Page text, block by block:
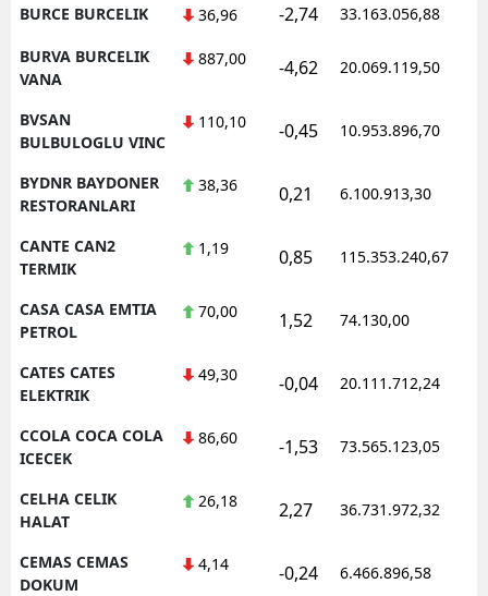
BURCE BURCELIK 36,96 -2,74 33.163.056,88
BURVA BURCELIK
VANA
887,00 -4,62 20.069.119,50
BVSAN
BULBULOGLU VINC
110,10 -0,45 10.953.896,70
BYDNR BAYDONER
RESTORANLARI
38,36 0,21 6.100.913,30
CANTE CAN2
TERMIK
1,19 0,85 115.353.240,67
CASA CASA EMTIA
PETROL
70,00 1,52 74.130,00
CATES CATES
ELEKTRIK
49,30 -0,04 20.111.712,24
CCOLA COCA COLA
ICECEK
86,60 -1,53 73.565.123,05
CELHA CELIK
HALAT
26,18 2,27 36.731.972,32
CEMAS CEMAS
DOKUM
4,14 -0,24 6.466.896,58